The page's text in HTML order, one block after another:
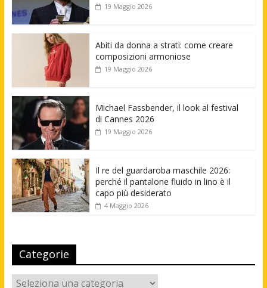
19 Maggio 2026
Abiti da donna a strati: come creare
composizioni armoniose
19 Maggio 2026
Michael Fassbender, il look al festival
di Cannes 2026
19 Maggio 2026
Il re del guardaroba maschile 2026:
perché il pantalone fluido in lino è il
capo più desiderato
4 Maggio 2026
Categorie
Categorie